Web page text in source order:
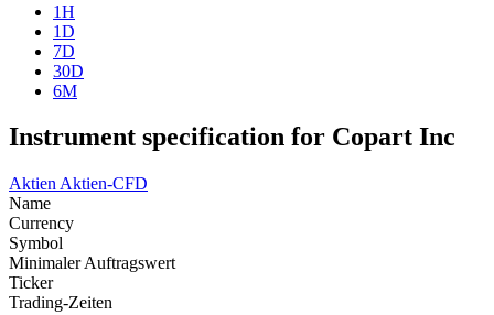
1H
1D
7D
30D
6M
Instrument specification for Copart Inc
Aktien Aktien-CFD
Name
Currency
Symbol
Minimaler Auftragswert
Ticker
Trading-Zeiten